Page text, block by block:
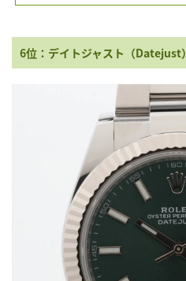
6位：デイトジャスト（Datejust）